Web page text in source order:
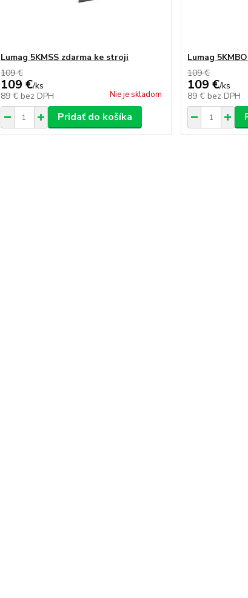
Lumag 5KMSS zdarma ke stroji
109 €
109 €/ks
89 € bez DPH Nie je skladom
Pridať do košíka
Lumag
109 €
109 €/ks
89 € bez DPH